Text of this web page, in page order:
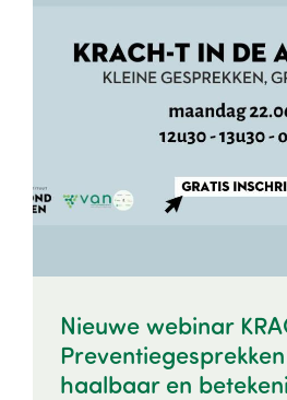
Nieuwe webinar
haalbaar en